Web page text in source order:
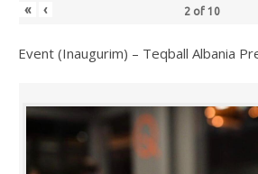
« ‹ 2 of 10
Event (Inaugurim) – Teqball Albania